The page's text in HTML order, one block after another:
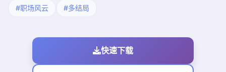
#职场风云 #多结局
快速下载